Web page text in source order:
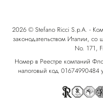
2026 © Stefano Ricci S.p.A. -
законодательством Италии, со
No. 171,
Номер в Реестре компаний
налоговый код 01674990484